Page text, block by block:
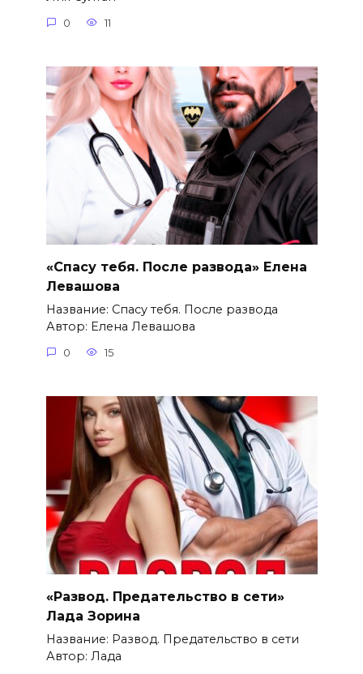
0 11
«Спасу тебя. После развода» Елена
Левашова
Название: Спасу тебя. После развода
Автор: Елена Левашова
0 15
«Развод. Предательство в сети»
Лада Зорина
Название: Развод. Предательство в сети
Автор: Лада